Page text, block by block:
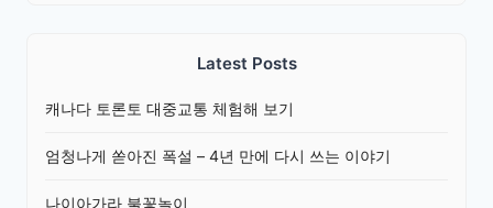
Latest Posts
캐나다 토론토 대중교통 체험해 보기
엄청나게 쏟아진 폭설 – 4년 만에 다시 쓰는 이야기
나이아가라 불꽃놀이